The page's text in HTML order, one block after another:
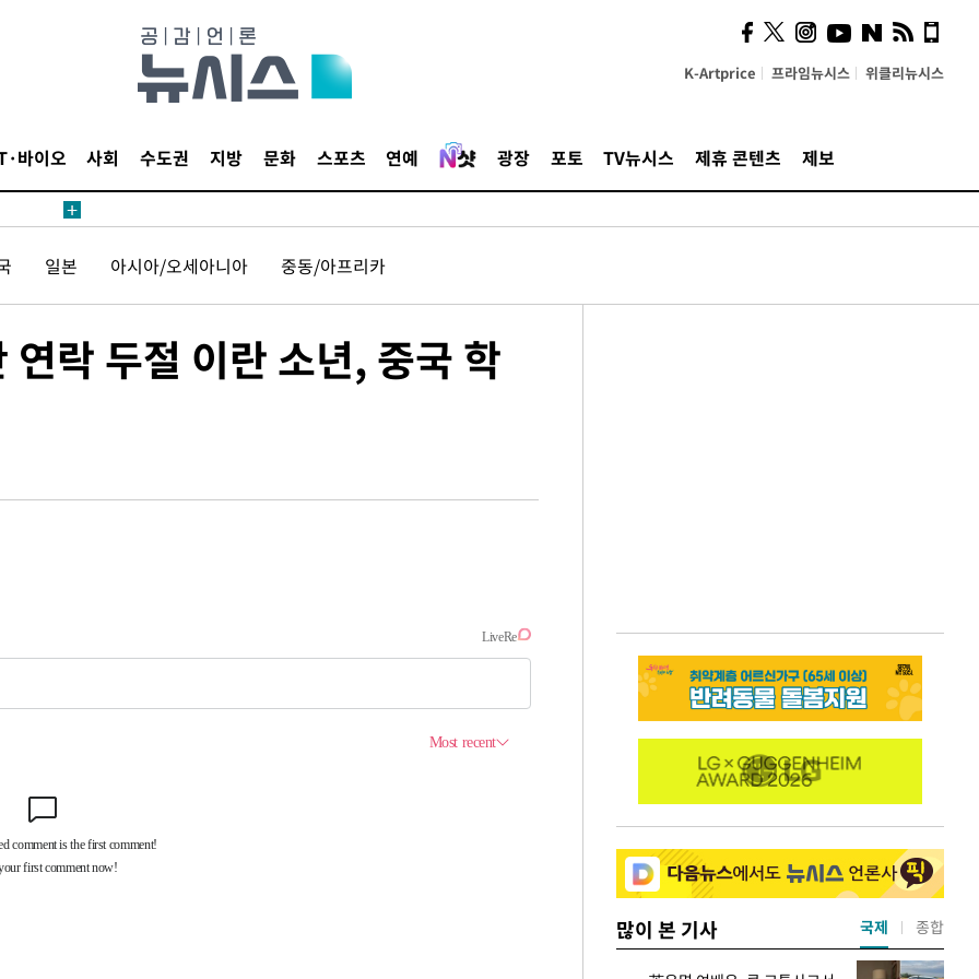
K-Artprice 프라임뉴시스 위클리뉴시스
바이오 사회 수도권 지방 문화 스포츠 연예 광장 포토 TV뉴시스 제휴 콘텐츠 제보
겠다"
속[다음
겠다"
일본 아시아/오세아니아 중동/아프리카
락 두절 이란 소년, 중국 학
많이 본 기사 국제 종합